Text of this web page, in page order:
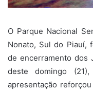
O Parque Nacional
Nonato, Sul do Piauí,
de encerramento dos
deste domingo
apresentação